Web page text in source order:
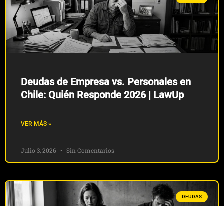
Deudas de Empresa vs. Personales en
Chile: Quién Responde 2026 | LawUp
VER MÁS »
Julio 3, 2026 Sin Comentarios
DEUDAS